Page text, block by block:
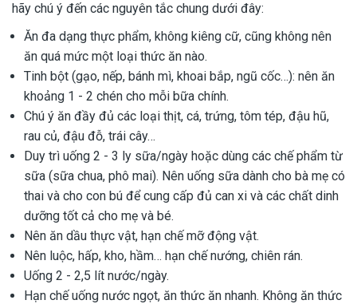
hãy chú ý đến các nguyên tắc chung dưới đây:
Ăn đa dạng thực phẩm, không kiêng cữ, cũng không nên
ăn quá mức một loại thức ăn nào.
Tinh bột (gạo, nếp, bánh mì, khoai bắp, ngũ cốc…): nên ăn
khoảng 1 - 2 chén cho mỗi bữa chính.
Chú ý ăn đầy đủ các loại thịt, cá, trứng, tôm tép, đậu hũ,
rau củ, đậu đỗ, trái cây…
Duy trì uống 2 - 3 ly sữa/ngày hoặc dùng các chế phẩm từ
sữa (sữa chua, phô mai). Nên uống sữa dành cho bà mẹ có
thai và cho con bú để cung cấp đủ can xi và các chất dinh
dưỡng tốt cả cho mẹ và bé.
Nên ăn dầu thực vật, hạn chế mỡ động vật.
Nên luộc, hấp, kho, hầm… hạn chế nướng, chiên rán.
Uống 2 - 2,5 lít nước/ngày.
Hạn chế uống nước ngọt, ăn thức ăn nhanh. Không ăn thức